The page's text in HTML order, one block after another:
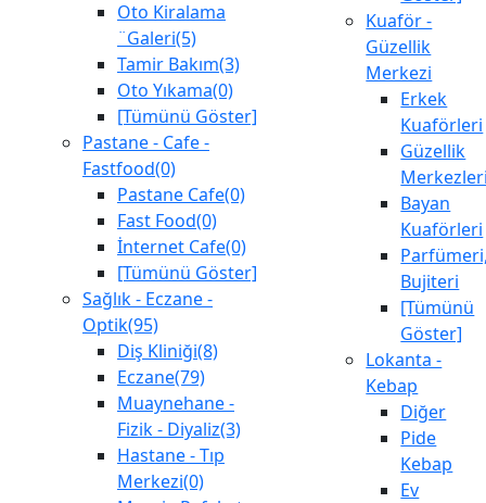
Oto Kiralama
¨Galeri(5)
Tamir Bakım(3)
Oto Yıkama(0)
[Tümünü Göster]
Pastane - Cafe -
Fastfood(0)
Pastane Cafe(0)
Fast Food(0)
İnternet Cafe(0)
[Tümünü Göster]
Sağlık - Eczane -
Optik(95)
Diş Kliniği(8)
Eczane(79)
Muaynehane -
Fizik - Diyaliz(3)
Hastane - Tıp
Merkezi(0)
Kuaför -
Güzellik
Merkezi
Erkek
Kuaförleri
Güzellik
Bayan
Kuaförleri
Bujiteri
[Tümünü
Göster]
Lokanta -
Kebap
Diğer
Pide
Kebap
Ev